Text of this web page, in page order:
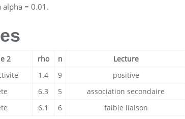
alpha = 0.01.
2 rho n
Lecture
1.4 9
positive
6.3 5
association secondaire
6.1 6 faible liaison